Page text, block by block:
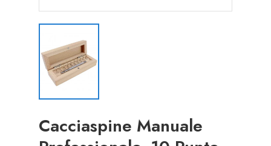
Cacciaspine Manuale